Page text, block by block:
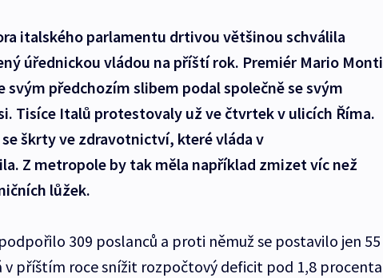
italského parlamentu drtivou většinou schválila
úřednickou vládou na příští rok. Premiér Mario Monti
svým předchozím slibem podal společně se svým
Tisíce Italů protestovaly už ve čtvrtek v ulicích Říma.
škrty ve zdravotnictví, které vláda v
Z metropole by tak měla například zmizet víc než
lůžek.
309 poslanců a proti němuž se postavilo jen 55
v příštím roce snížit rozpočtový deficit pod 1,8 procenta